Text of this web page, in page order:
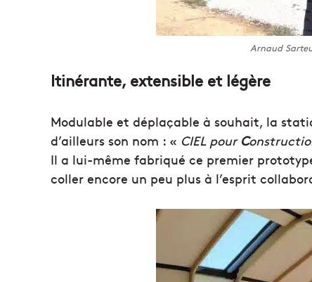
Arnaud
Itinérante, extensible et légère
Modulable et déplaçable à souhait, la
d’ailleurs son nom : « CIEL pour C
Il a lui-même fabriqué ce premier
coller encore un peu plus à l’esprit